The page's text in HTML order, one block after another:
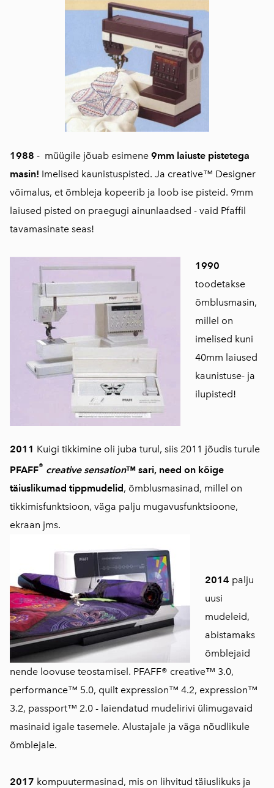
1988 - müügile jõuab esimene 9mm laiuste pistetega
masin! Imelised kaunistuspisted. Ja creative™ Designer
võimalus, et õmbleja kopeerib ja loob ise pisteid. 9mm
laiused pisted on praegugi ainunlaadsed - vaid Pfaffil
tavamasinate seas!
1990
toodetakse
õmblusmasin,
millel on
imelised kuni
40mm laiused
kaunistuse- ja
ilupisted!
2011 Kuigi tikkimine oli juba turul, siis 2011 jõudis turule
PFAFF® creative sensation™ sari, need on kõige
täiuslikumad tippmudelid, õmblusmasinad, millel on
tikkimisfunktsioon, väga palju mugavusfunktsioone,
ekraan jms.
2014 palju
uusi
mudeleid,
abistamaks
õmblejaid
nende loovuse teostamisel. PFAFF® creative™ 3.0,
performance™ 5.0, quilt expression™ 4.2, expression™
3.2, passport™ 2.0 - laiendatud mudelirivi ülimugavaid
masinaid igale tasemele. Alustajale ja väga nõudlikule
õmblejale.
2017 kompuutermasinad, mis on lihvitud täiuslikuks ja